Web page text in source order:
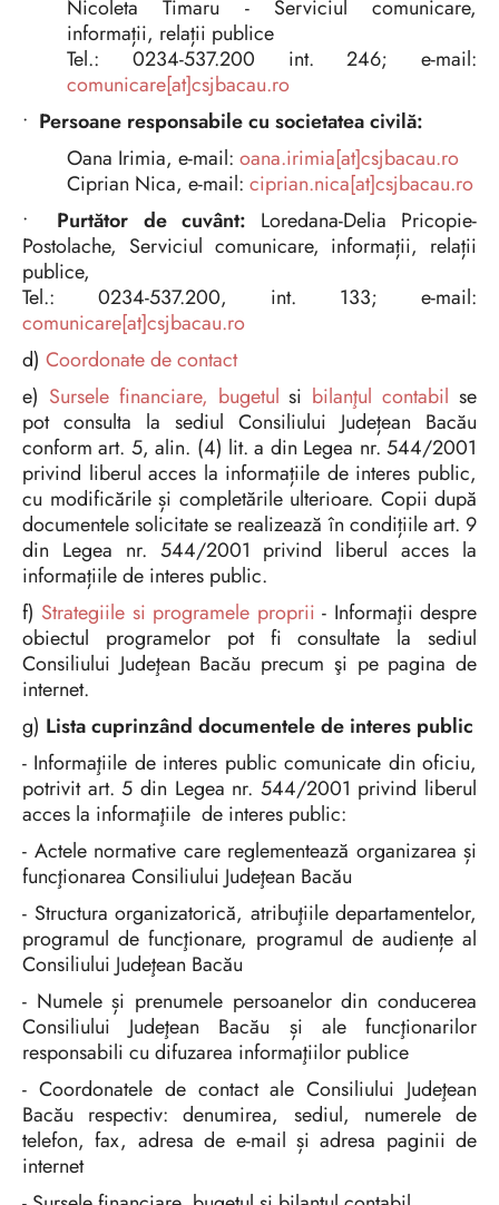
Nicoleta Timaru - Serviciul comunicare,
informații, relații publice
Tel.: 0234-537.200 int. 246; e-mail:
comunicare[at]csjbacau.ro
• Persoane responsabile cu societatea civilă:
Oana Irimia, e-mail: oana.irimia[at]csjbacau.ro
Ciprian Nica, e-mail: ciprian.nica[at]csjbacau.ro
• Purtător de cuvânt: Loredana-Delia Pricopie-
Postolache, Serviciul comunicare, informații, relații
publice,
Tel.: 0234-537.200, int. 133; e-mail:
comunicare[at]csjbacau.ro
d) Coordonate de contact
e) Sursele financiare, bugetul si bilanţul contabil se
pot consulta la sediul Consiliului Județean Bacău
conform art. 5, alin. (4) lit. a din Legea nr. 544/2001
privind liberul acces la informațiile de interes public,
cu modificările și completările ulterioare. Copii după
documentele solicitate se realizează în condițiile art. 9
din Legea nr. 544/2001 privind liberul acces la
informațiile de interes public.
f) Strategiile si programele proprii - Informaţii despre
obiectul programelor pot fi consultate la sediul
Consiliului Judeţean Bacău precum şi pe pagina de
internet.
g) Lista cuprinzând documentele de interes public
- Informaţiile de interes public comunicate din oficiu,
potrivit art. 5 din Legea nr. 544/2001 privind liberul
acces la informaţiile de interes public:
- Actele normative care reglementează organizarea și
funcţionarea Consiliului Judeţean Bacău
- Structura organizatorică, atribuţiile departamentelor,
programul de funcţionare, programul de audiențe al
Consiliului Judeţean Bacău
- Numele și prenumele persoanelor din conducerea
Consiliului Judeţean Bacău și ale funcţionarilor
responsabili cu difuzarea informaţiilor publice
- Coordonatele de contact ale Consiliului Judeţean
Bacău respectiv: denumirea, sediul, numerele de
telefon, fax, adresa de e-mail și adresa paginii de
internet